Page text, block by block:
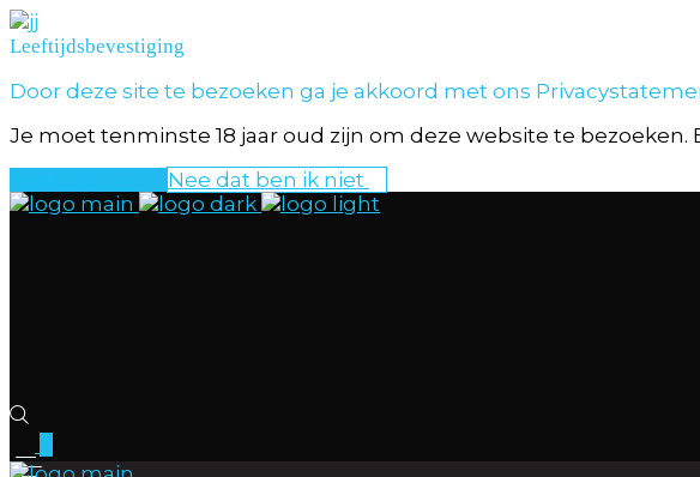
Leeftijdsbevestiging
Door deze site te bezoeken ga je akkoord met ons
Je moet tenminste 18 jaar oud zijn om deze website te bezoeken.
Nee dat ben ik niet